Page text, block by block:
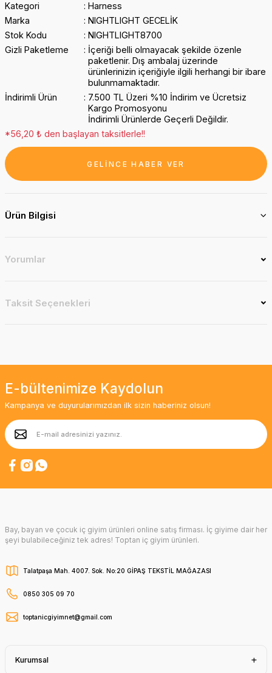
Kategori
Harness
Marka
NIGHTLIGHT GECELİK
Stok Kodu
NIGHTLIGHT8700
Gizli Paketleme
İçeriği belli olmayacak şekilde özenle
paketlenir. Dış ambalaj üzerinde
ürünlerinizin içeriğiyle ilgili herhangi bir ibare
bulunmamaktadır.
İndirimli Ürün
7.500 TL Üzeri %10 İndirim ve Ücretsiz
Kargo Promosyonu
İndirimli Ürünlerde Geçerli Değildir.
*56,20 ₺ den başlayan taksitlerle!!
GELİNCE HABER VER
Ürün Bilgisi
Yorumlar
Taksit Seçenekleri
E-bültenimize Kaydolun
Kampanya ve duyurularımızdan ilk sizin haberiniz olsun!
Bay, bayan ve çocuk iç giyim ürünleri online satış firması. İç giyime dair her
şeyi bulabileceğiniz tek adres! Toptan iç giyim ürünleri.
Talatpaşa Mah. 4007. Sok. No:20 GİPAŞ TEKSTİL MAĞAZASI
0850 305 09 70
toptanicgiyimnet@gmail.com
Kurumsal